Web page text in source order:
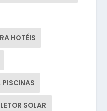
HOTÉIS
PISCINAS
SOLAR